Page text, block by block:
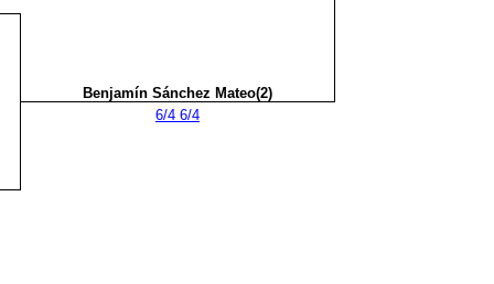
Benjamín Sánchez Mateo(2)
6/4 6/4